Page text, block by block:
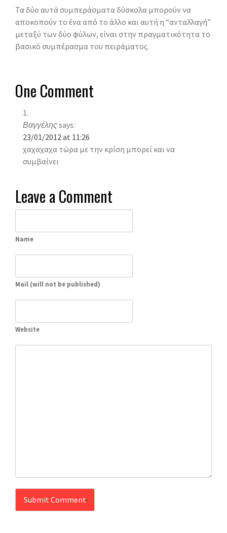
Τα δύο αυτά συμπεράσματα δύσκολα μπορούν να
αποκοπούν το ένα από το άλλο και αυτή η “ανταλλαγή”
μεταξύ των δύο φύλων, είναι στην πραγματικότητα το
βασικό συμπέρασμα του πειράματος.
One Comment
Βαγγέληςsays:
23/01/2012 at 11:26
χαχαχαχα τώρα με την κρίση μπορεί και να
συμβαίνει
Leave a Comment
Name
Mail (will not be published)
Website